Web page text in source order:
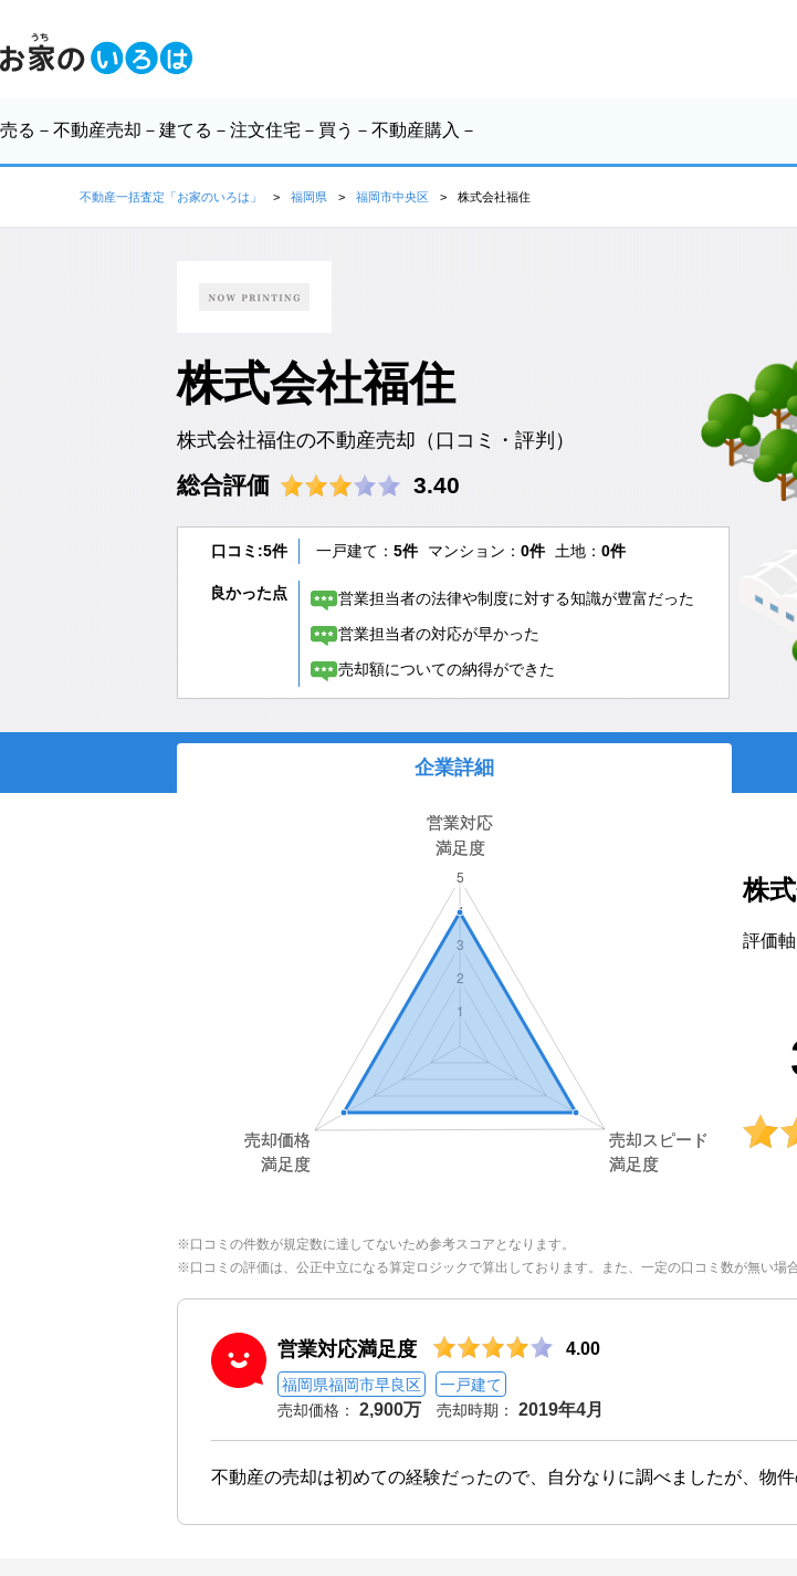
売る －不動産売却－ 建てる －注文住宅－ 買う －不動産購入－
不動産一括査定「お家のいろは」 福岡県 福岡市中央区 株式会社福住
株式会社福住
株式会社福住の不動産売却（口コミ・評判）
総合評価 3.40
口コミ:5件 一戸建て： 5件 マンション： 0件 土地： 0件
良かった点
営業担当者の法律や制度に対する知識が豊富だった
営業担当者の対応が早かった
売却額についての納得ができた
企業詳細
株
評価軸
※口コミの件数が規定数に達してないため参考スコアとなります。
※口コミの評価は、公正中立になる算定ロジックで算出しております。また、一定の口コミ数が無い場
営業対応満足度 4.00
福岡県福岡市早良区
一戸建て
売却価格：
2,900万 売却時期： 2019年4月
不動産の売却は初めての経験だったので、自分なりに調べましたが、物